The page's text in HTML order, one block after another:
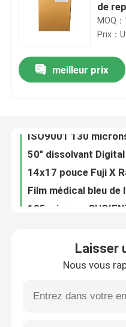
A propos de nous
Contact
nouvelles
Tous les cas
de
MOQ
Prix：
meilleur prix
14x17 pouce Fuji X
Laisser
Nous vous